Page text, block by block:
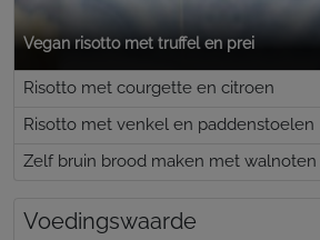
Vegan risotto met truffel en prei
Risotto met courgette en citroen
Risotto met venkel en paddenstoelen
Zelf bruin brood maken met walnoten
Voedingswaarde